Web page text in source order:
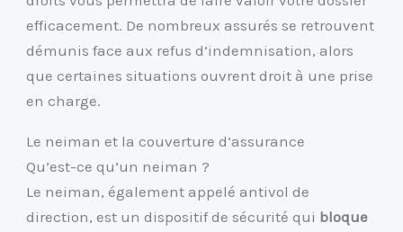
efficacement. De nombreux assurés se retrouvent
démunis face aux refus d’indemnisation, alors
que certaines situations ouvrent droit à une prise
en charge.
Le neiman et la couverture d’assurance
Qu’est-ce qu’un neiman ?
Le neiman, également appelé antivol de
direction, est un dispositif de sécurité qui bloque